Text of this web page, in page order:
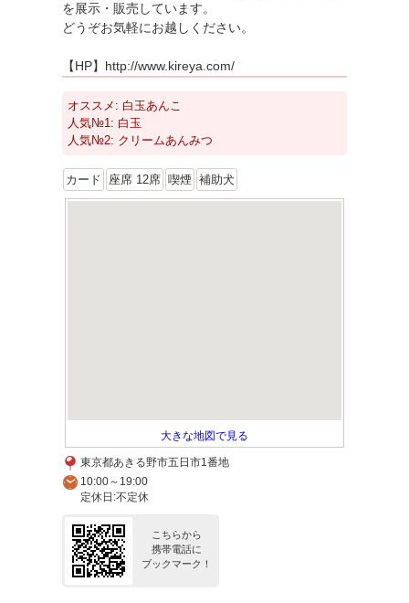
を展示・販売しています。
どうぞお気軽にお越しください。
【HP】http://www.kireya.com/
オススメ: 白玉あんこ
人気№1: 白玉
人気№2: クリームあんみつ
カード 座席 12席 喫煙 補助犬
大きな地図で見る
東京都あきる野市五日市1番地
10:00～19:00
定休日:不定休
こちらから
携帯電話に
ブックマーク！